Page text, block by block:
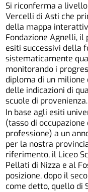
Si riconferma a
Vercelli di Asti che
della mappa
Fondazione Agnelli,
esiti successivi della
sistematicamente
monitorando i
diploma di un
delle indicazioni di
scuole di provenienza.
In base agli esiti
(tasso di
professione) a un
per la nostra
riferimento, il Liceo
Pellati di Nizza e al
posizione, dopo il
come detto, quello di